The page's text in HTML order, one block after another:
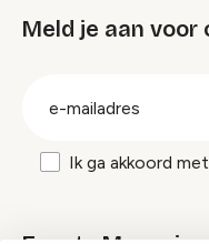
Meld je aan voor
Ik ga akkoord